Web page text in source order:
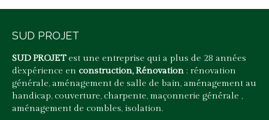
SUD PROJET
SUD PROJETest une entreprise qui a plus de 28 années
d'expérience en construction, Rénovation : rénovation
générale, aménagement de salle de bain, aménagement au
handicap, couverture, charpente, maçonnerie générale ,
aménagement de combles, isolation.